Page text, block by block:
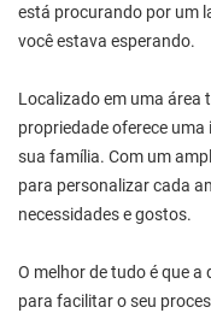
está procurando por um
você estava esperando.
Localizado em uma área
propriedade oferece
sua família. Com um
para personalizar cada
necessidades e gostos.
O melhor de tudo é que
para facilitar o seu